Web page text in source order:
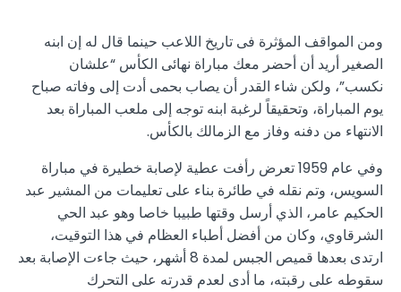
ومن المواقف المؤثرة فى تاريخ اللاعب حينما قال له إن ابنه
الصغير أريد أن أحضر معك مباراة نهائى الكأس “علشان
نكسب”، ولكن شاء القدر أن يصاب بحمى أدت إلى وفاته صباح
يوم المباراة، وتحقيقاً لرغبة ابنه توجه إلى ملعب المباراة بعد
الانتهاء من دفنه وفاز مع الزمالك بالكأس.
وفي عام 1959 تعرض رأفت عطية لإصابة خطيرة في مباراة
السويس، وتم نقله في طائرة بناء على تعليمات من المشير عبد
الحكيم عامر، الذي أرسل وقتها طبيبا خاصا وهو عبد الحي
الشرقاوي، وكان من أفضل أطباء العظام في هذا التوقيت،
ارتدى بعدها قميص الجبس لمدة 8 أشهر، حيث جاءت الإصابة بعد
سقوطه على رقبته، ما أدى لعدم قدرته على التحرك